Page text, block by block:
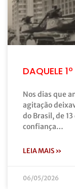
DAQUELE
Nos dias que
agitação
do Brasil, de
confiança…
LEIA MAIS »
06/05/2026